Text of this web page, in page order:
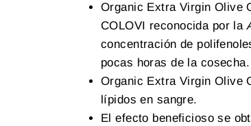
Organic Extra Virgin Olive
COLOVI reconocida por la
concentración de
pocas horas de la cosecha.
Organic Extra Virgin Olive
lípidos en sangre.
El efecto beneficioso se